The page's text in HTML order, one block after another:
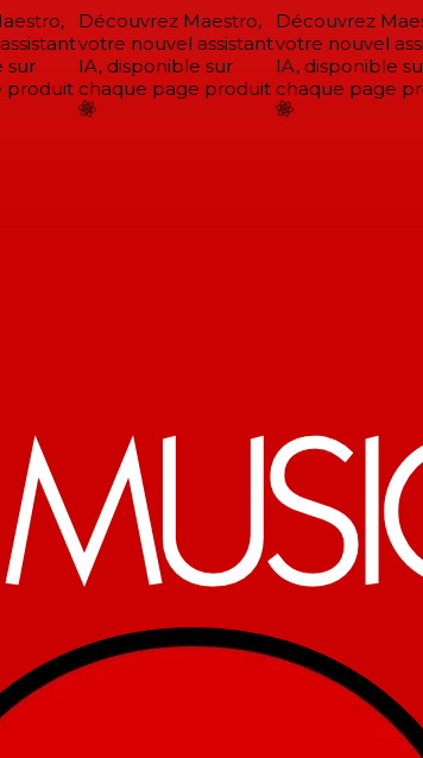
Découvrez Maestro,
votre nouvel assistant
IA, disponible sur
chaque page produit
Découvrez
votre nouvel
IA, disponible sur
chaque page